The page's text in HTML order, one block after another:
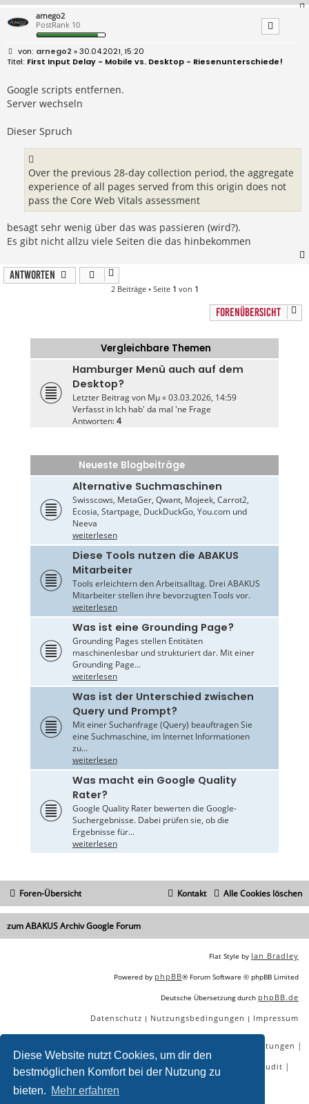
Diese Website nutzt Cookies, um dir den
bestmöglichen Komfort bei der Nutzung zu
bieten. Mehr erfahren
arnego2
PostRank 10
B
e
r
a
g
arnego2 » 30.04.2021, 15:20
First Input Delay - Mobile vs. Desktop - Riesenunterschiede!
Google scripts entfernen.
Server wechseln
Dieser Spruch
Over the previous 28-day collection period, the aggregate
experience of all pages served from this origin does not
pass the Core Web Vitals assessment
besagt sehr wenig über das was passieren (wird?).
Es gibt nicht allzu viele Seiten die das hinbekommen
Antworten
2 Beiträge • Seite 1 von 1
FORENÜBERSICHT
Vergleichbare Themen
Hamburger Menü auch auf dem
Desktop?
Letzter Beitrag von Mµ«03.03.2026, 14:59
Verfasst in Ich hab' da mal 'ne Frage
Antworten:4
Neueste Blogbeiträge
Alternative Suchmaschinen
Swisscows, MetaGer, Qwant, Mojeek, Carrot2,
Ecosia, Startpage, DuckDuckGo, You.com und
Neeva
weiterlesen
Diese Tools nutzen die ABAKUS
Mitarbeiter
Tools erleichtern den Arbeitsalltag. Drei ABAKUS
Mitarbeiter stellen ihre bevorzugten Tools vor.
weiterlesen
Was ist eine Grounding Page?
Grounding Pages stellen Entitäten
maschinenlesbar und strukturiert dar. Mit einer
Grounding Page...
weiterlesen
Was ist der Unterschied zwischen
Query und Prompt?
Mit einer Suchanfrage (Query) beauftragen Sie
eine Suchmaschine, im Internet Informationen
zu...
weiterlesen
Was macht ein Google Quality
Rater?
Google Quality Rater bewerten die Google-
Suchergebnisse. Dabei prüfen sie, ob die
Ergebnisse für...
weiterlesen
Foren-Übersicht Alle Cookies löschen
Kontakt
zum ABAKUS Archiv Google Forum
Flat Style by Ian Bradley
Powered by phpBB® Forum Software © phpBB Limited
Deutsche Übersetzung durch phpBB.de
Datenschutz | Nutzungsbedingungen | Impressum
SEO Dienstleistungen |
SEO Workshops |SEO Beratung| Backlinks kaufen SEO Audit |
SEO Tools gratis